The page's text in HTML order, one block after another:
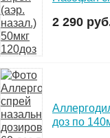
2 290
доз по